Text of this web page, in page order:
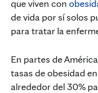
que viven con
de vida por sí solos
para tratar la
En partes de
tasas de obesidad
alrededor del 30%